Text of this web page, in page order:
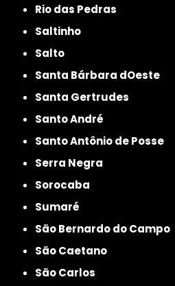
Rio das Pedras
Saltinho
Salto
Santa Bárbara dOeste
Santa Gertrudes
Santo André
Santo Antônio de Posse
Serra Negra
Sorocaba
Sumaré
São Bernardo do Campo
São Caetano
São Carlos